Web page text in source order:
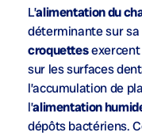
L’alimentation du
déterminante sur
croquettesexercent
sur les surfaces
l’accumulation de
l’alimentation
dépôts bactériens.